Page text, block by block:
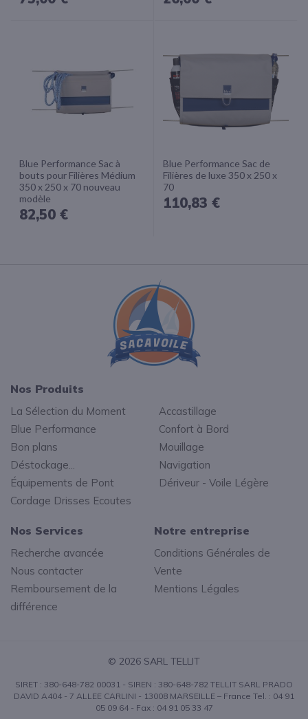
Blue Performance Sac à
bouts pour Filières Médium
350 x 250 x 70 nouveau
modèle
82,50 €
Blue Performance Sac de
Filières de luxe 350 x 250 x
70
110,83 €
Nos Services
Recherche avancée
Nous contacter
Remboursement de la
différence
Notre entreprise
Conditions Générales de
Vente
Mentions Légales
Nos Produits
La Sélection du Moment
Blue Performance
Bon plans
Déstockage...
Équipements de Pont
Cordage Drisses Ecoutes
Accastillage
Confort à Bord
Mouillage
Navigation
Dériveur - Voile Légère
© 2026 SARL TELLIT
SIRET : 380-648-782 00031 - SIREN : 380-648-782 TELLIT SARL PRADO
DAVID A404 - 7 ALLEE CARLINI - 13008 MARSEILLE – France Tel. : 04 91
05 09 64 - Fax : 04 91 05 33 47